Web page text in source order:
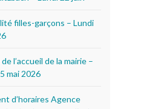
filles-garçons – Lundi
l’accueil de la mairie –
mai 2026
d’horaires Agence